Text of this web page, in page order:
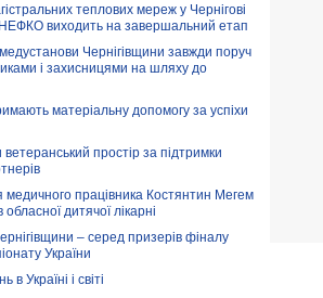
теплових мереж у Чернігові
НЕФКО виходить на завершальний етап
Чернігівщини завжди поруч
і захисницями на шляху до
матеріальну допомогу за успіхи
ветеранський простір за підтримки
медичного працівника Костянтин Мегем
обласної дитячої лікарні
– серед призерів фіналу
України
Україні і світі